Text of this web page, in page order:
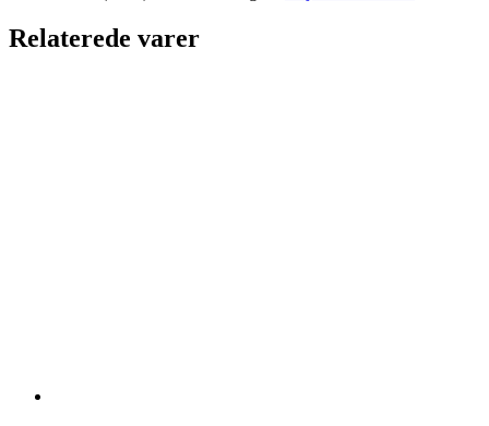
Relaterede varer